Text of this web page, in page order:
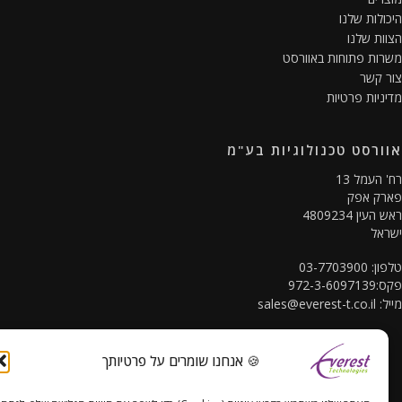
🍪 אנחנו שומרים על פרטיותך
שלנו
שלנו
פתוחות באוורסט
קשר
פרטיות
טכנולוגיות בע"מ
13
אפק
4809234
7703900
sales@everest-t.co.il